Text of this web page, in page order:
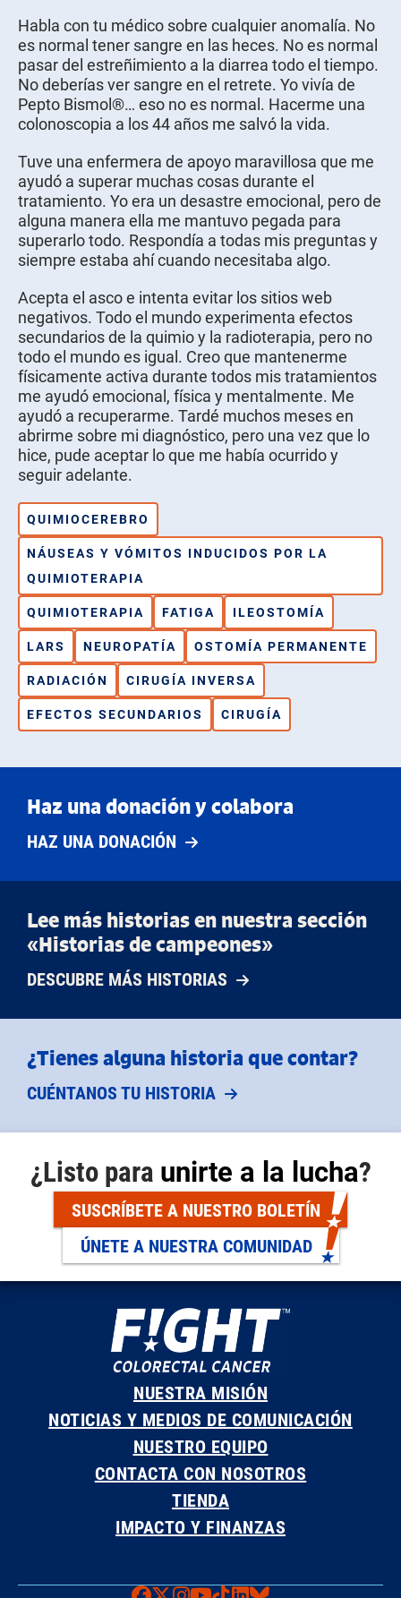
Habla con tu médico sobre cualquier anomalía. No
es normal tener sangre en las heces. No es normal
pasar del estreñimiento a la diarrea todo el tiempo.
No deberías ver sangre en el retrete. Yo vivía de
Pepto Bismol®… eso no es normal. Hacerme una
colonoscopia a los 44 años me salvó la vida.
Tuve una enfermera de apoyo maravillosa que me
ayudó a superar muchas cosas durante el
tratamiento. Yo era un desastre emocional, pero de
alguna manera ella me mantuvo pegada para
superarlo todo. Respondía a todas mis preguntas y
siempre estaba ahí cuando necesitaba algo.
Acepta el asco e intenta evitar los sitios web
negativos. Todo el mundo experimenta efectos
secundarios de la quimio y la radioterapia, pero no
todo el mundo es igual. Creo que mantenerme
físicamente activa durante todos mis tratamientos
me ayudó emocional, física y mentalmente. Me
ayudó a recuperarme. Tardé muchos meses en
abrirme sobre mi diagnóstico, pero una vez que lo
hice, pude aceptar lo que me había ocurrido y
seguir adelante.
QUIMIOCEREBRO
NÁUSEAS Y VÓMITOS INDUCIDOS POR LA
QUIMIOTERAPIA
QUIMIOTERAPIA
FATIGA
ILEOSTOMÍA
LARS
NEUROPATÍA
OSTOMÍA PERMANENTE
RADIACIÓN
CIRUGÍA INVERSA
EFECTOS SECUNDARIOS
CIRUGÍA
Haz una donación y colabora
HAZ UNA DONACIÓN
Lee más historias en nuestra sección
«Historias de campeones»
DESCUBRE MÁS HISTORIAS
¿Tienes alguna historia que contar?
CUÉNTANOS TU HISTORIA
¿Listo para unirte a la lucha?
SUSCRÍBETE A NUESTRO BOLETÍN
ÚNETE A NUESTRA COMUNIDAD
NUESTRA MISIÓN
NOTICIAS Y MEDIOS DE COMUNICACIÓN
NUESTRO EQUIPO
CONTACTA CON NOSOTROS
TIENDA
IMPACTO Y FINANZAS